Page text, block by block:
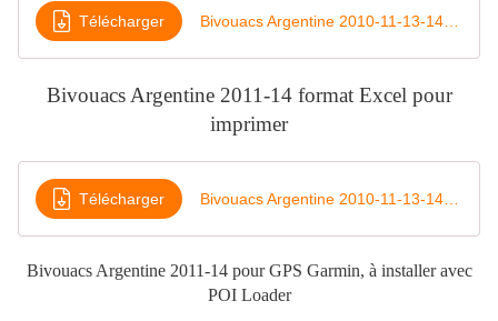
Télécharger
Bivouacs Argentine 2011-14 format Excel pour
imprimer
Télécharger
Bivouacs Argentine 2011-14 pour GPS Garmin, à installer avec
POI Loader